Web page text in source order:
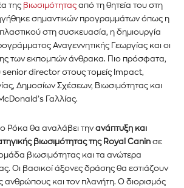
της βιωσιμότητας από τη θητεία του στη
σημαντικών προγραμμάτων όπως η
στη συσκευασία, η δημιουργία
Αναγεννητικής Γεωργίας και οι
των εκπομπών άνθρακα. Πιο πρόσφατα,
senior director στους τομείς Impact,
Δημοσίων Σχέσεων, Βιωσιμότητας και
Γαλλίας.
Ρόκα θα αναλάβει τηνανάπτυξη και
βιωσιμότητας της Royal Canin σε
βιωσιμότητας και τα ανώτερα
Οι βασικοί άξονες δράσης θα εστιάζουν
ανθρώπους και τον πλανήτη. Ο διορισμός